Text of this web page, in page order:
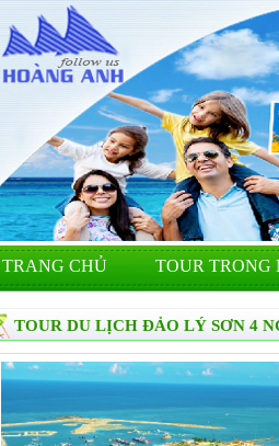
TRANG CHỦ TOUR TRONG
TOUR DU LỊCH ĐẢO LÝ SƠN 4